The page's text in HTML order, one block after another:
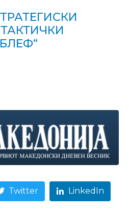
Twitter LinkedIn